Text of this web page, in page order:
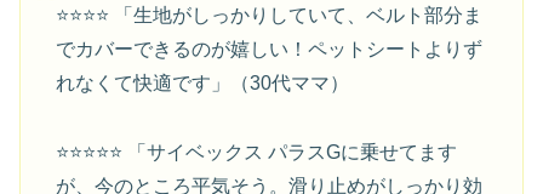
⭐⭐⭐⭐ 「生地がしっかりしていて、ベルト部分ま
でカバーできるのが嬉しい！ペットシートよりず
れなくて快適です」（30代ママ）
⭐⭐⭐⭐⭐ 「サイベックス パラスGに乗せてます
が、今のところ平気そう。滑り止めがしっかり効